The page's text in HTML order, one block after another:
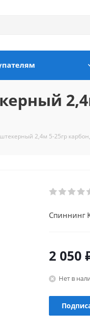
2,4м 5-25гр
Спиннинг
2 050
Нет в